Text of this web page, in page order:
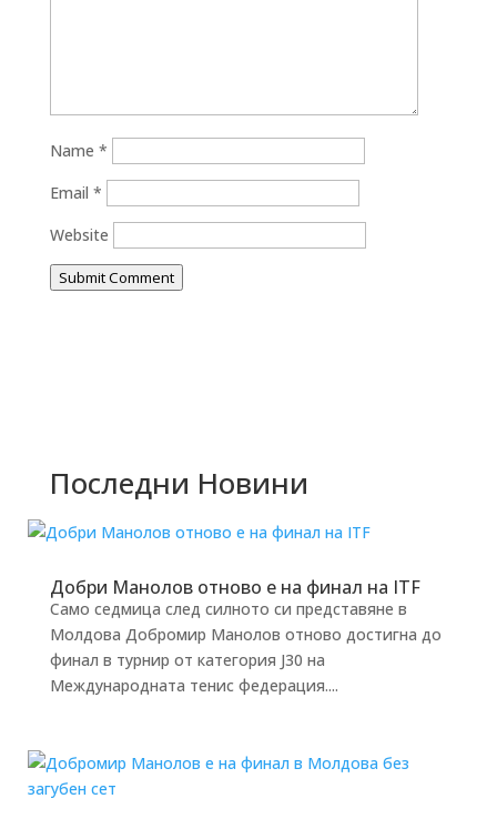
Name *
Email *
Website
Submit Comment
Последни Новини
Добри Манолов отново е на финал на ITF
Само седмица след силното си представяне в
Молдова Добромир Манолов отново достигна до
финал в турнир от категория J30 на
Международната тенис федерация....